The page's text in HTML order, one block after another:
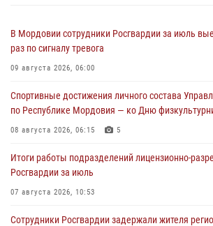
В Мордовии сотрудники Росгвардии за июль
раз по сигналу тревога
09 августа 2026, 06:00
Спортивные достижения личного состава
по Республике Мордовия — ко Дню
08 августа 2026, 06:15 5
Итоги работы подразделений лицензионно-
Росгвардии за июль
07 августа 2026, 10:53
Сотрудники Росгвардии задержали жителя